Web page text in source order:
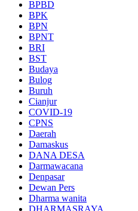
BPBD
BPK
BPN
BPNT
BRI
BST
Budaya
Bulog
Buruh
Cianjur
COVID-19
CPNS
Daerah
Damaskus
DANA DESA
Darmawacana
Denpasar
Dewan Pers
Dharma wanita
DHARMASRAYA